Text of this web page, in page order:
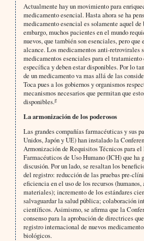
Actualmente hay un movimiento para
medicamento esencial. Hasta ahora se ha
medicamento esencial es solamente aquel de
embargo, muchos pacientes en el mundo
nuevos, que también son esenciales, pero que
alcance. Los medicamentos anti-retrovirales
medicamentos esenciales para el tratamiento
específica y deben estar disponibles. Por lo
de un medicamento va mas allá de las
Toca pues a los gobiernos y organismos
mecanismos necesarios que permitan que
disponibles.g
La armonización de los poderosos
Las grandes compañías farmacéuticas y sus
Unidos, Japón y UE) han instalado la
Armonización de Requisitos Técnicos para el
Farmacéuticos de Uso Humano (ICH) que ha
discusión. Por un lado, se resaltan los
del registro: reducción de las pruebas pre-
eficiencia en el uso de los recursos
materiales); incremento de los estándares
salvaguardar la salud pública; colaboración
científicos. Asimismo, se afirma que la
consenso para la aprobación de directrices
registro internacional de nuevos
biológicos.